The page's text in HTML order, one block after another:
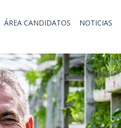
ÁREA CANDIDATOS NOTICIAS